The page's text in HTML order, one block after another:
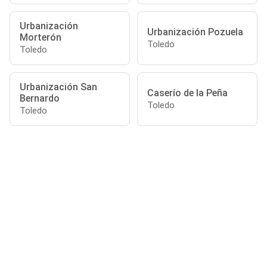
Urbanización
Morterón
Toledo
Urbanización Pozuela
Toledo
Urbanización San
Bernardo
Toledo
Caserío de la Peña
Toledo